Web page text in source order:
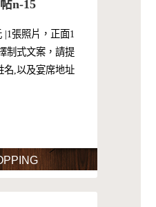
n-15
|1張照片，正面1
制式文案，請提
名,以及宴席地址